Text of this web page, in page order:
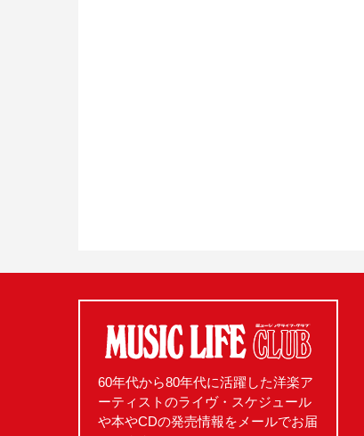
60年代から80年代に活躍した洋楽ア
ーティストのライヴ・スケジュール
や本やCDの発売情報をメールでお届